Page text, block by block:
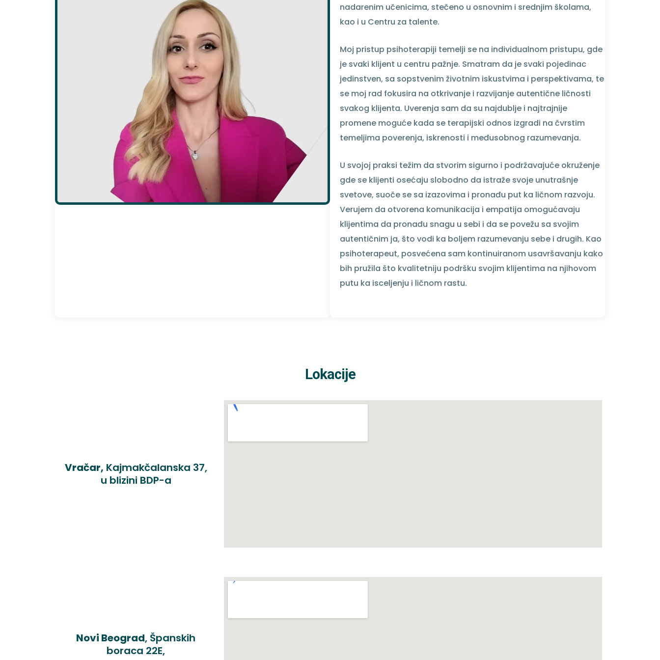
nadarenim učenicima, stečeno u osnovnim i srednjim školama,
kao i u Centru za talente.
Moj pristup psihoterapiji temelji se na individualnom pristupu, gde
je svaki klijent u centru pažnje. Smatram da je svaki pojedinac
jedinstven, sa sopstvenim životnim iskustvima i perspektivama, te
se moj rad fokusira na otkrivanje i razvijanje autentične ličnosti
svakog klijenta. Uverenja sam da su najdublje i najtrajnije
promene moguće kada se terapijski odnos izgradi na čvrstim
temeljima poverenja, iskrenosti i međusobnog razumevanja.
U svojoj praksi težim da stvorim sigurno i podržavajuće okruženje
gde se klijenti osećaju slobodno da istraže svoje unutrašnje
svetove, suoče se sa izazovima i pronađu put ka ličnom razvoju.
Verujem da otvorena komunikacija i empatija omogućavaju
klijentima da pronađu snagu u sebi i da se povežu sa svojim
autentičnim ja, što vodi ka boljem razumevanju sebe i drugih. Kao
psihoterapeut, posvećena sam kontinuiranom usavršavanju kako
bih pružila što kvalitetniju podršku svojim klijentima na njihovom
putu ka isceljenju i ličnom rastu.
Lokacije
Vračar, Kajmakčalanska 37,
u blizini BDP-a
Novi Beograd, Španskih
boraca 22E,